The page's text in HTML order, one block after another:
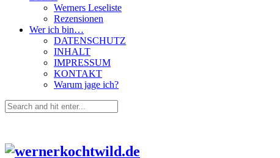
Werners Leseliste
Rezensionen
Wer ich bin…
DATENSCHUTZ
INHALT
IMPRESSUM
KONTAKT
Warum jage ich?